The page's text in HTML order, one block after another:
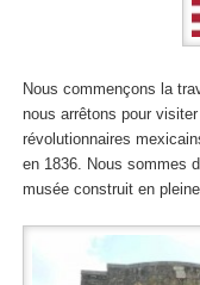
Nous commençons la
nous arrêtons pour
révolutionnaires
en 1836. Nous sommes
musée construit en